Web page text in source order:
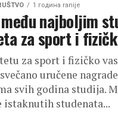
1 година ranije
najboljim
za sport i
za sport i fizičko
uručene
svih godina studija.
istaknutih studenata...